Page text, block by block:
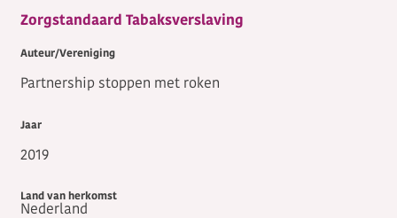
Zorgstandaard Tabaksverslaving
Partnership stoppen met roken
2019
Nederland